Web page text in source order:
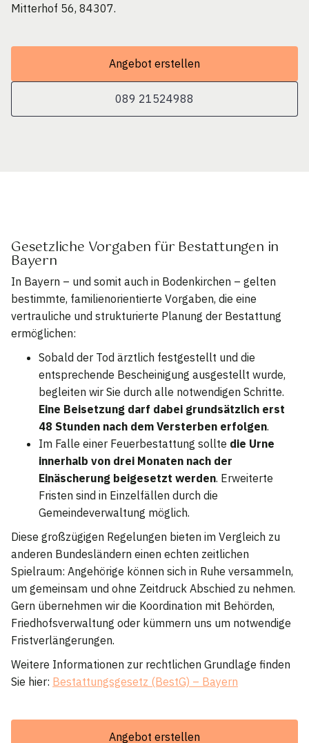
Mitterhof 56, 84307.
Angebot erstellen
089 21524988
Gesetzliche Vorgaben für Bestattungen in
Bayern
In Bayern – und somit auch in Bodenkirchen – gelten
bestimmte, familienorientierte Vorgaben, die eine
vertrauliche und strukturierte Planung der Bestattung
ermöglichen:
Sobald der Tod ärztlich festgestellt und die
entsprechende Bescheinigung ausgestellt wurde,
begleiten wir Sie durch alle notwendigen Schritte.
Eine Beisetzung darf dabei grundsätzlich erst
48 Stunden nach dem Versterben erfolgen.
Im Falle einer Feuerbestattung sollte die Urne
innerhalb von drei Monaten nach der
Einäscherung beigesetzt werden. Erweiterte
Fristen sind in Einzelfällen durch die
Gemeindeverwaltung möglich.
Diese großzügigen Regelungen bieten im Vergleich zu
anderen Bundesländern einen echten zeitlichen
Spielraum: Angehörige können sich in Ruhe versammeln,
um gemeinsam und ohne Zeitdruck Abschied zu nehmen.
Gern übernehmen wir die Koordination mit Behörden,
Friedhofsverwaltung oder kümmern uns um notwendige
Fristverlängerungen.
Weitere Informationen zur rechtlichen Grundlage finden
Sie hier: Bestattungsgesetz (BestG) – Bayern
Angebot erstellen